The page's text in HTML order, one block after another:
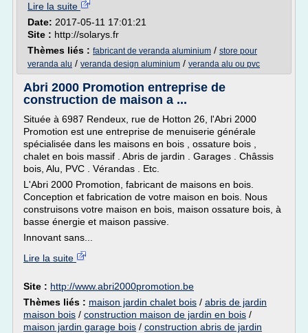
Lire la suite
Date: 2017-05-11 17:01:21
Site : http://solarys.fr
Thèmes liés : fabricant de veranda aluminium / store pour
veranda alu / veranda design aluminium / veranda alu ou pvc
Abri 2000 Promotion entreprise de
construction de maison a ...
Située à 6987 Rendeux, rue de Hotton 26, l'Abri 2000
Promotion est une entreprise de menuiserie générale
spécialisée dans les maisons en bois , ossature bois ,
chalet en bois massif . Abris de jardin . Garages . Châssis
bois, Alu, PVC . Vérandas . Etc.
L'Abri 2000 Promotion, fabricant de maisons en bois.
Conception et fabrication de votre maison en bois. Nous
construisons votre maison en bois, maison ossature bois, à
basse énergie et maison passive.
Innovant sans...
Lire la suite
Site : http://www.abri2000promotion.be
Thèmes liés : maison jardin chalet bois / abris de jardin
maison bois / construction maison de jardin en bois /
maison jardin garage bois / construction abris de jardin